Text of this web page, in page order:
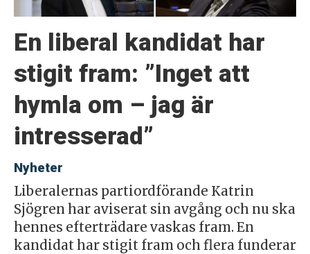
En liberal kandidat har
stigit fram: ”Inget att
hymla om – jag är
intresserad”
Nyheter
Liberalernas partiordförande Katrin
Sjögren har aviserat sin avgång och nu ska
hennes efterträdare vaskas fram. En
kandidat har stigit fram och flera funderar